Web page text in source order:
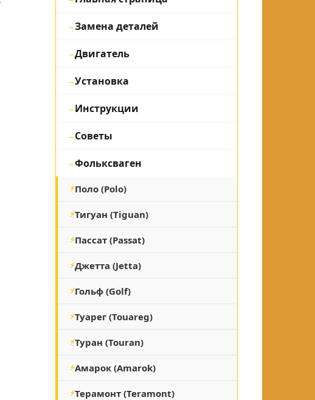
Замена деталей
Двигатель
Установка
Инструкции
Советы
Фольксваген
Поло (Polo)
Тигуан (Tiguan)
Пассат (Passat)
Джетта (Jetta)
Гольф (Golf)
Туарег (Touareg)
Туран (Touran)
Амарок (Amarok)
Терамонт (Teramont)